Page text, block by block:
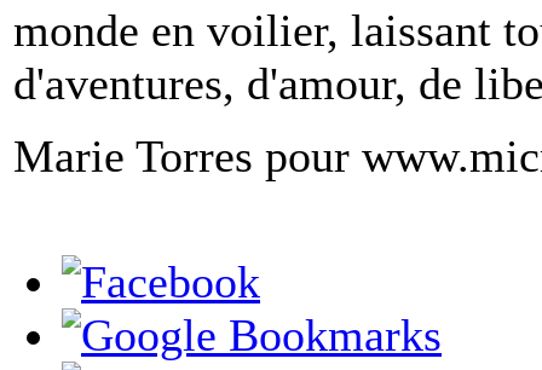
monde en voilier, laissant
d'aventures, d'amour, de
Marie Torres pour